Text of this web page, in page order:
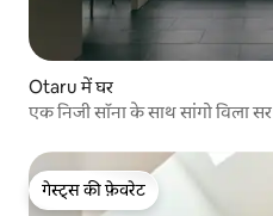
Otaru में घर
एक निजी सॉना के साथ सांगो विला सर
गेस्ट्स की फ़ेवरेट
गेस्ट्स की फ़ेवरेट